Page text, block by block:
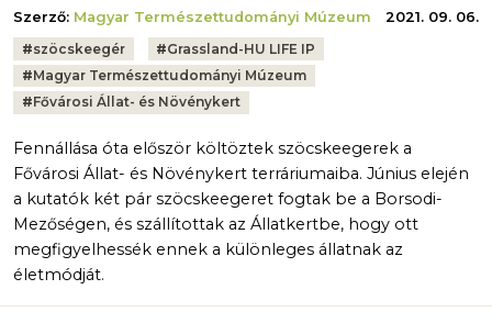
Szerző: Magyar Természettudományi Múzeum
2021. 09. 06.
Tags:
#szöcskeegér #Grassland-HU LIFE IP
#Magyar Természettudományi Múzeum
#Fővárosi Állat- és Növénykert
Fennállása óta először költöztek szöcskeegerek a
Fővárosi Állat- és Növénykert terráriumaiba. Június elején
a kutatók két pár szöcskeegeret fogtak be a Borsodi-
Mezőségen, és szállítottak az Állatkertbe, hogy ott
megfigyelhessék ennek a különleges állatnak az
életmódját.